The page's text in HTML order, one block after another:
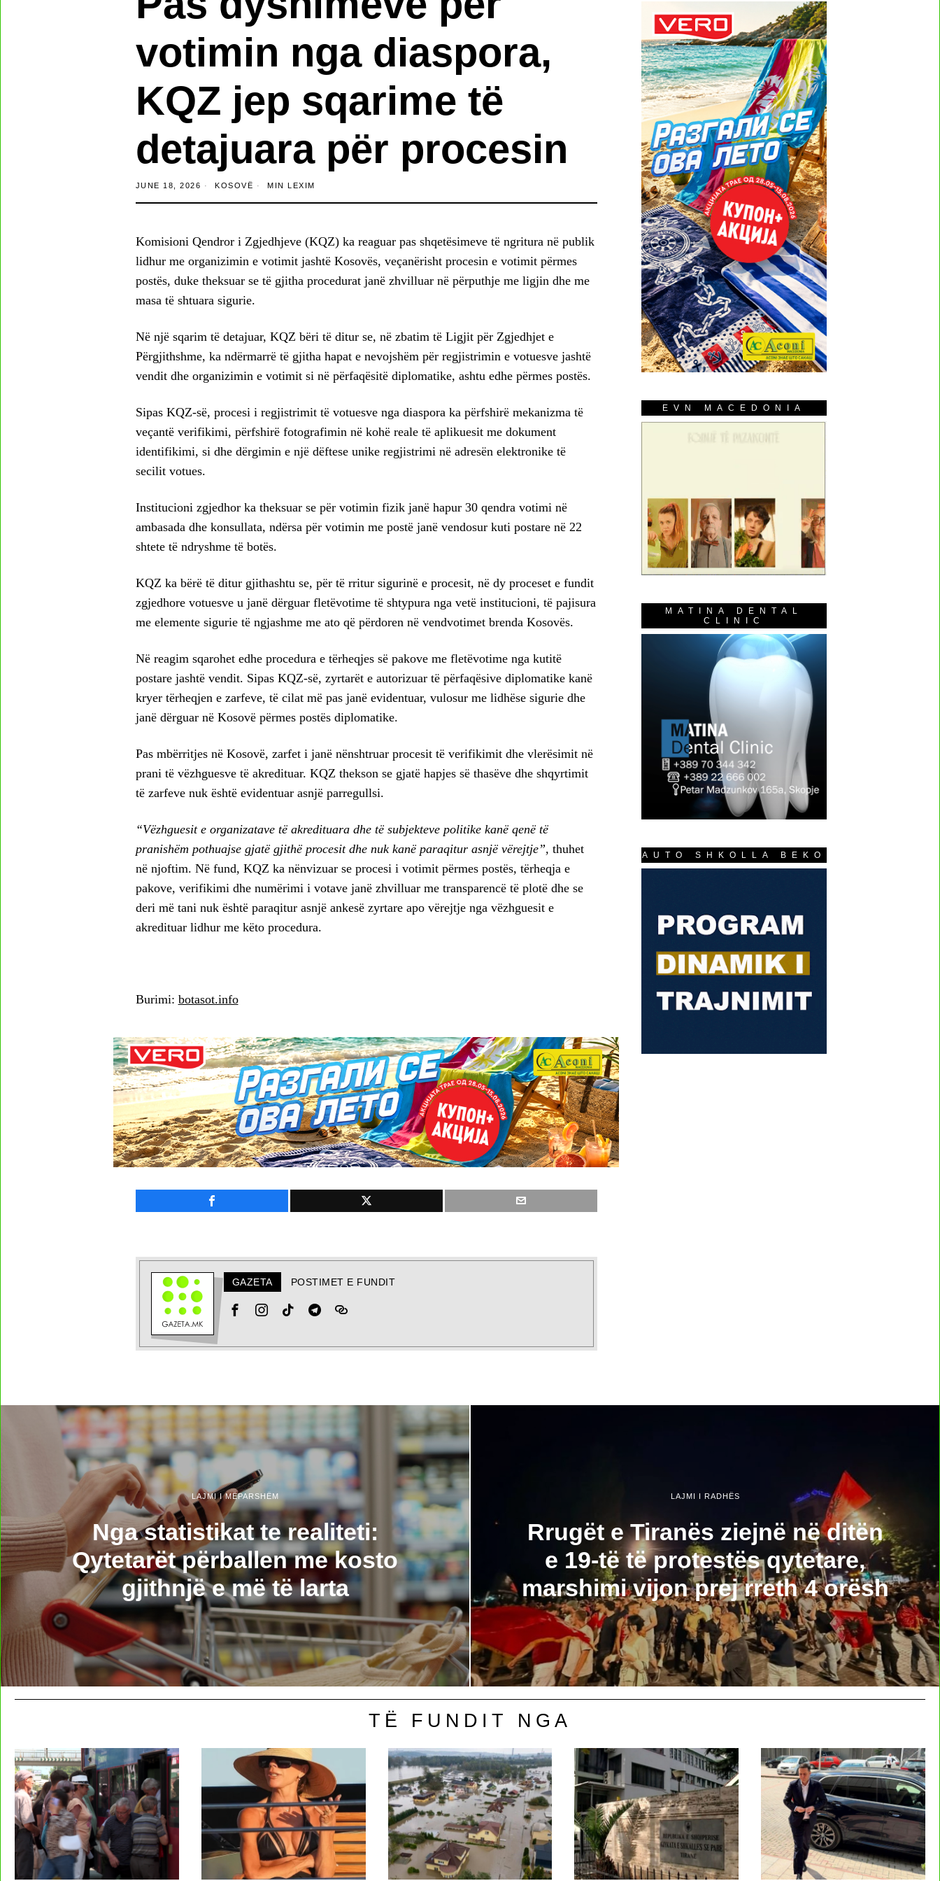
votimin nga diaspora,
KQZ jep sqarime të
detajuara për procesin
JUNE 18, 2026 KOSOVË MIN LEXIM
Komisioni Qendror i Zgjedhjeve (KQZ) ka reaguar pas shqetësimeve të ngritura në publik
lidhur me organizimin e votimit jashtë Kosovës, veçanërisht procesin e votimit përmes
postës, duke theksuar se të gjitha procedurat janë zhvilluar në përputhje me ligjin dhe me
masa të shtuara sigurie.
Në një sqarim të detajuar, KQZ bëri të ditur se, në zbatim të Ligjit për Zgjedhjet e
Përgjithshme, ka ndërmarrë të gjitha hapat e nevojshëm për regjistrimin e votuesve jashtë
vendit dhe organizimin e votimit si në përfaqësitë diplomatike, ashtu edhe përmes postës.
Sipas KQZ-së, procesi i regjistrimit të votuesve nga diaspora ka përfshirë mekanizma të
veçantë verifikimi, përfshirë fotografimin në kohë reale të aplikuesit me dokument
identifikimi, si dhe dërgimin e një dëftese unike regjistrimi në adresën elektronike të
secilit votues.
Institucioni zgjedhor ka theksuar se për votimin fizik janë hapur 30 qendra votimi në
ambasada dhe konsullata, ndërsa për votimin me postë janë vendosur kuti postare në 22
shtete të ndryshme të botës.
KQZ ka bërë të ditur gjithashtu se, për të rritur sigurinë e procesit, në dy proceset e fundit
zgjedhore votuesve u janë dërguar fletëvotime të shtypura nga vetë institucioni, të pajisura
me elemente sigurie të ngjashme me ato që përdoren në vendvotimet brenda Kosovës.
Në reagim sqarohet edhe procedura e tërheqjes së pakove me fletëvotime nga kutitë
postare jashtë vendit. Sipas KQZ-së, zyrtarët e autorizuar të përfaqësive diplomatike kanë
kryer tërheqjen e zarfeve, të cilat më pas janë evidentuar, vulosur me lidhëse sigurie dhe
janë dërguar në Kosovë përmes postës diplomatike.
Pas mbërritjes në Kosovë, zarfet i janë nënshtruar procesit të verifikimit dhe vlerësimit në
prani të vëzhguesve të akredituar. KQZ thekson se gjatë hapjes së thasëve dhe shqyrtimit
të zarfeve nuk është evidentuar asnjë parregullsi.
“Vëzhguesit e organizatave të akredituara dhe të subjekteve politike kanë qenë të
pranishëm pothuajse gjatë gjithë procesit dhe nuk kanë paraqitur asnjë vërejtje”, thuhet
në njoftim. Në fund, KQZ ka nënvizuar se procesi i votimit përmes postës, tërheqja e
pakove, verifikimi dhe numërimi i votave janë zhvilluar me transparencë të plotë dhe se
deri më tani nuk është paraqitur asnjë ankesë zyrtare apo vërejtje nga vëzhguesit e
akredituar lidhur me këto procedura.
Burimi: botasot.info
GAZETA POSTIMET E FUNDIT
EVN MACEDONIA
MATINA DENTAL
CLINIC
AUTO SHKOLLA BEKO
LAJMI I MËPARSHËM
Nga statistikat te realiteti:
Qytetarët përballen me kosto
gjithnjë e më të larta
LAJMI I RADHËS
Rrugët e Tiranës ziejnë në ditën
e 19-të të protestës qytetare,
marshimi vijon prej rreth 4 orësh
TË FUNDIT NGA